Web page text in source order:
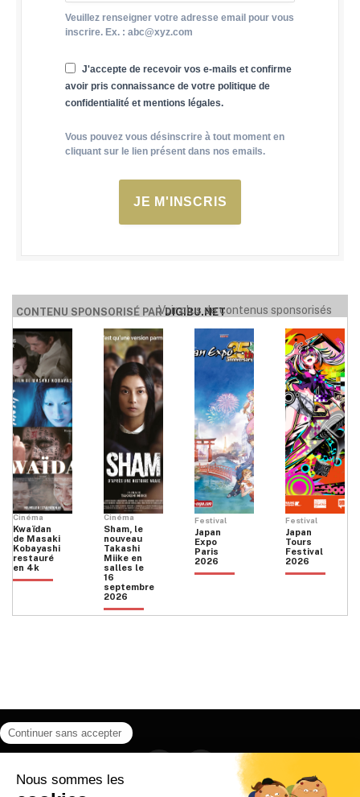
Veuillez renseigner votre adresse email pour vous
inscrire. Ex. : abc@xyz.com
J'accepte de recevoir vos e-mails et confirme
avoir pris connaissance de votre politique de
confidentialité et mentions légales.
Vous pouvez vous désinscrire à tout moment en
cliquant sur le lien présent dans nos emails.
JE M'INSCRIS
CONTENU SPONSORISÉ PARDIGIBU.NET
Voir plus de contenus sponsorisés
Cinéma
Kwaïdan
de Masaki
Kobayashi
restauré
en 4k
Cinéma
Sham, le
nouveau
Takashi
Miike en
salles le
16
septembre
2026
Festival
Japan
Expo
Paris
2026
Festival
Japan
Tours
Festival
2026
Instagram